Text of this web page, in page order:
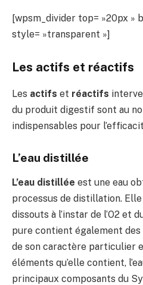
[wpsm_divider top= »20px »
style= »transparent »]
Les actifs et réactifs
Les actifs et réactifs
du produit digestif sont au
indispensables pour
L’eau distillée
L’eau distillée est une eau
processus de distillation.
dissouts à l’instar de l’O2 et
pure contient également des
de son caractère particulier
éléments qu’elle contient,
principaux composants du